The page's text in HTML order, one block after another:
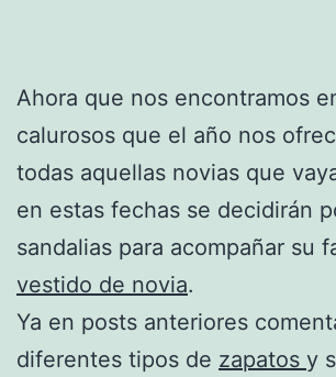
Ahora que nos encontramos
calurosos que el año nos
todas aquellas novias que
en estas fechas se decidirán
sandalias para acompañar su
vestido de novia.
Ya en posts anteriores
diferentes tipos de zapatos y